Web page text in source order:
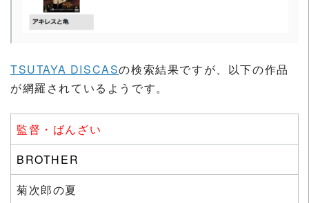
TSUTAYA DISCASの検索結果ですが、以下の作品
が網羅されているようです。
監督・ばんざい
BROTHER
菊次郎の夏